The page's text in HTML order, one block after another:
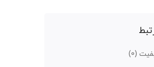
(0)